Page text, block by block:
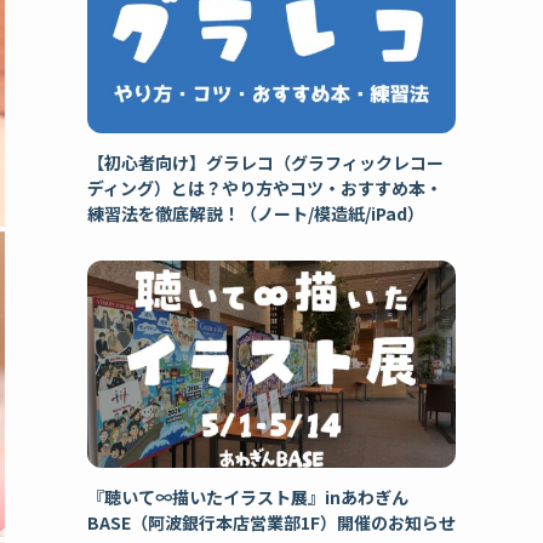
【初心者向け】グラレコ（グラフィックレコー
ディング）とは？やり方やコツ・おすすめ本・
練習法を徹底解説！（ノート/模造紙/iPad）
『聴いて∞描いたイラスト展』inあわぎん
BASE（阿波銀行本店営業部1F）開催のお知らせ